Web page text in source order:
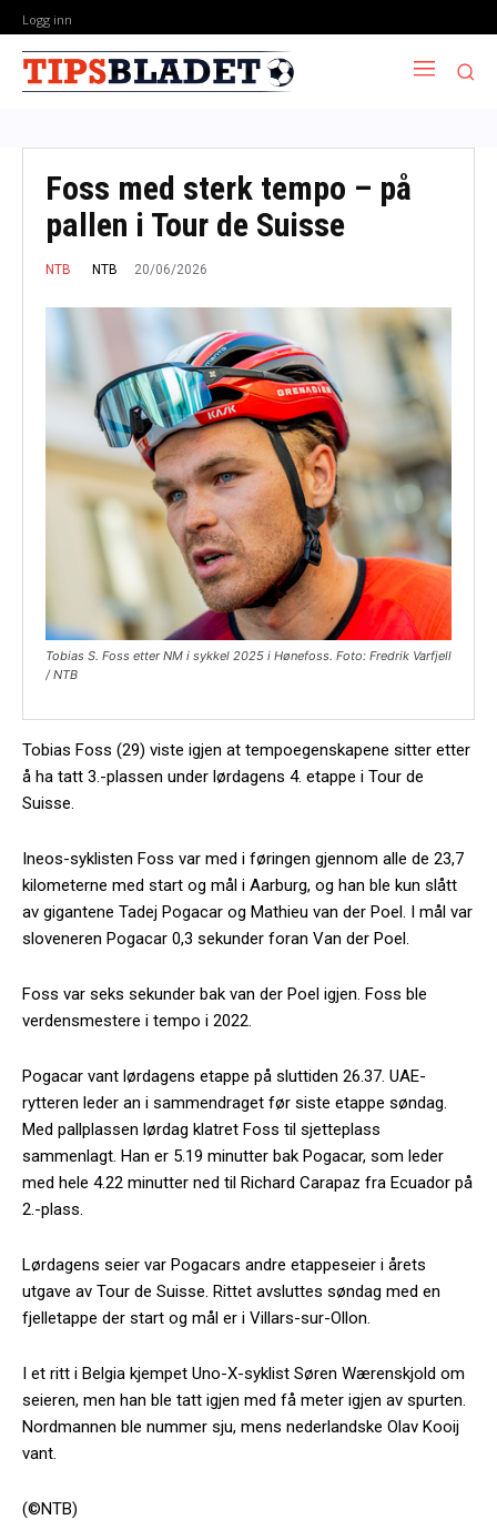
Logg inn
Foss med sterk tempo – på
pallen i Tour de Suisse
NTB NTB 20/06/2026
Tobias S. Foss etter NM i sykkel 2025 i Hønefoss. Foto: Fredrik Varfjell
/ NTB
Tobias Foss (29) viste igjen at tempoegenskapene sitter etter
å ha tatt 3.-plassen under lørdagens 4. etappe i Tour de
Suisse.
Ineos-syklisten Foss var med i føringen gjennom alle de 23,7
kilometerne med start og mål i Aarburg, og han ble kun slått
av gigantene Tadej Pogacar og Mathieu van der Poel. I mål var
sloveneren Pogacar 0,3 sekunder foran Van der Poel.
Foss var seks sekunder bak van der Poel igjen. Foss ble
verdensmestere i tempo i 2022.
Pogacar vant lørdagens etappe på sluttiden 26.37. UAE-
rytteren leder an i sammendraget før siste etappe søndag.
Med pallplassen lørdag klatret Foss til sjetteplass
sammenlagt. Han er 5.19 minutter bak Pogacar, som leder
med hele 4.22 minutter ned til Richard Carapaz fra Ecuador på
2.-plass.
Lørdagens seier var Pogacars andre etappeseier i årets
utgave av Tour de Suisse. Rittet avsluttes søndag med en
fjelletappe der start og mål er i Villars-sur-Ollon.
I et ritt i Belgia kjempet Uno-X-syklist Søren Wærenskjold om
seieren, men han ble tatt igjen med få meter igjen av spurten.
Nordmannen ble nummer sju, mens nederlandske Olav Kooij
vant.
(©NTB)